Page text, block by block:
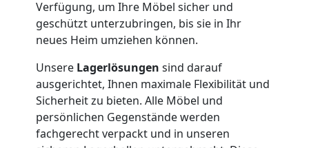
Verfügung, um Ihre Möbel sicher und
geschützt unterzubringen, bis sie in Ihr
neues Heim umziehen können.
Unsere Lagerlösungen sind darauf
ausgerichtet, Ihnen maximale Flexibilität und
Sicherheit zu bieten. Alle Möbel und
persönlichen Gegenstände werden
fachgerecht verpackt und in unseren
Wiener
Neustadt
Full-
Service-